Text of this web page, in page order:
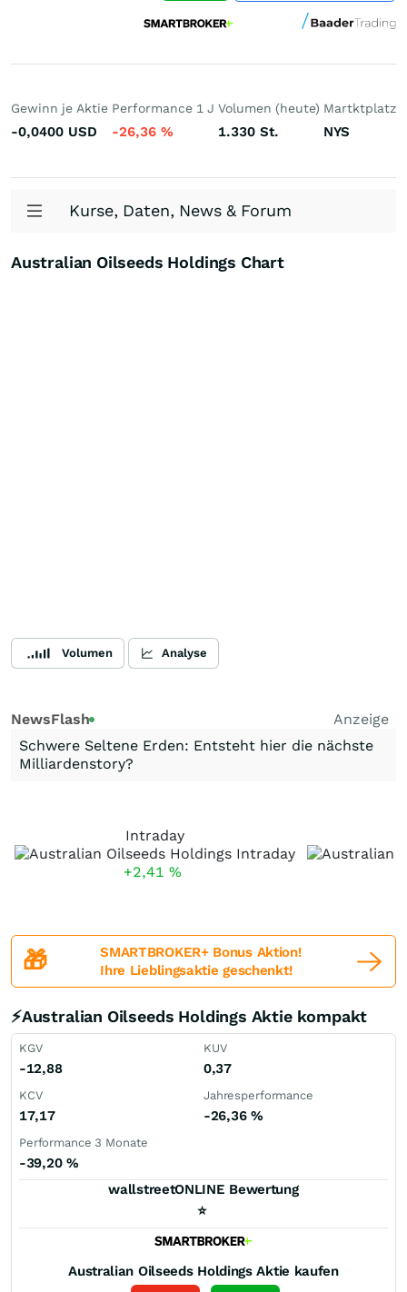
Gewinn je Aktie
-0,0400 USD
Performance 1 J
-26,36 %
Volumen (heute)
1.330 St.
Martktplatz
NYS
Kurse, Daten, News & Forum
Australian Oilseeds Holdings Chart
Volumen Analyse
NewsFlash
Anzeige
Schwere Seltene Erden: Entsteht hier die nächste
Milliardenstory?
Intraday
+2,41 %
🎁
SMARTBROKER+ Bonus Aktion!
Ihre Lieblingsaktie geschenkt!
⚡Australian Oilseeds Holdings Aktie kompakt
KGV
-12,88
KUV
0,37
KCV
17,17
Jahresperformance
-26,36 %
Performance 3 Monate
-39,20 %
wallstreetONLINE Bewertung
⭐
Australian Oilseeds Holdings Aktie kaufen